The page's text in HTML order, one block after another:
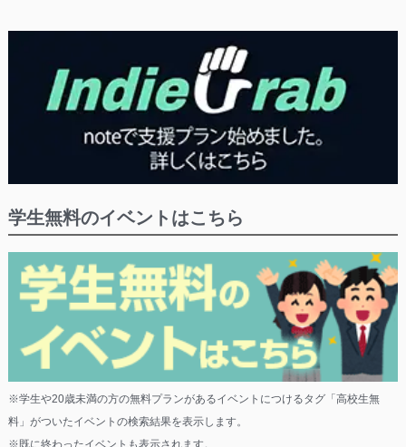
学生無料のイベントはこちら
※学生や20歳未満の方の無料プランがあるイベントにつけるタグ「高校生無
料」がついたイベントの検索結果を表示します。